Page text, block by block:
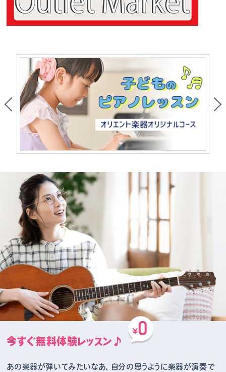
今すぐ無料体験レッスン♪
あの楽器が弾いてみたいなあ、自分の思うように楽器が演奏で